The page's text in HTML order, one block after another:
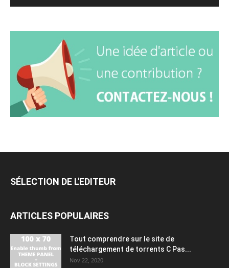
SÉLECTION DE L'EDITEUR
ARTICLES POPULAIRES
Tout comprendre sur le site de
téléchargement de torrents C Pas...
Nov 22, 2020